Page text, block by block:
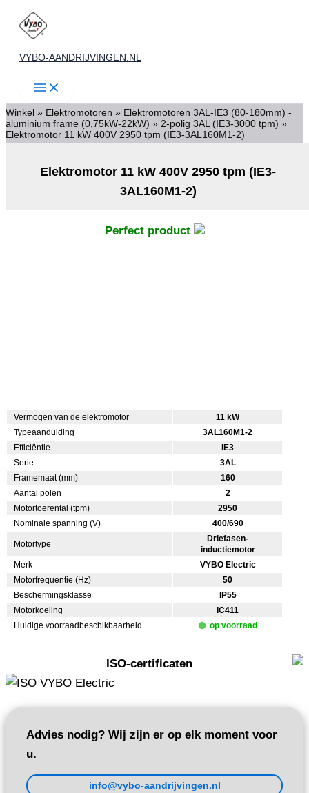
naar
VYBO-AANDRIJVINGEN.NL
Winkel » Elektromotoren » Elektromotoren 3AL-IE3 (80-180mm) -
aluminium frame (0,75kW-22kW) » 2-polig 3AL (IE3-3000 tpm) »
Elektromotor 11 kW 400V 2950 tpm (IE3-3AL160M1-2)
Elektromotor 11 kW 400V 2950 tpm (IE3-
3AL160M1-2)
Perfect product
Vermogen van de elektromotor
11 kW
Typeaanduiding
3AL160M1-2
Efficiëntie
IE3
Serie
3AL
Framemaat (mm)
160
Aantal polen
2
Motortoerental (tpm)
2950
Nominale spanning (V)
400/690
Motortype
Driefasen-
inductiemotor
Merk
VYBO Electric
Motorfrequentie (Hz)
50
Beschermingsklasse
IP55
Motorkoeling
IC411
Huidige voorraadbeschikbaarheid
op voorraad
ISO-certificaten
Advies nodig? Wij zijn er op elk moment voor
u.
info@vybo-aandrijvingen.nl